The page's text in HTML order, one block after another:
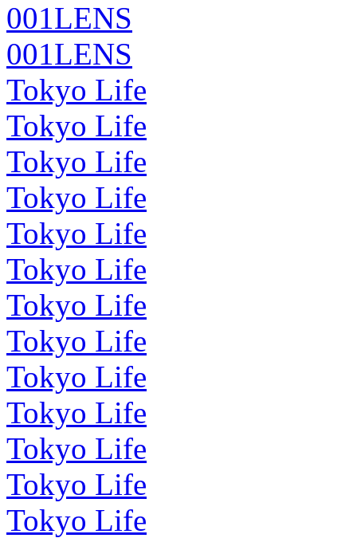
001LENS
001LENS
Tokyo Life
Tokyo Life
Tokyo Life
Tokyo Life
Tokyo Life
Tokyo Life
Tokyo Life
Tokyo Life
Tokyo Life
Tokyo Life
Tokyo Life
Tokyo Life
Tokyo Life